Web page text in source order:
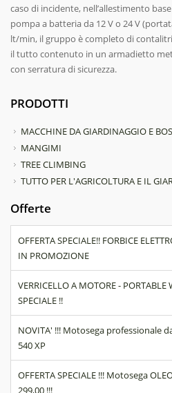
caso di incidente, nell’allestimento
pompa a batteria da 12 V o 24 V
lt/min, il gruppo è completo di
il tutto contenuto in un armadietto
con serratura di sicurezza.
PRODOTTI
MACCHINE DA GIARDINAGGIO E
MANGIMI
TREE CLIMBING
TUTTO PER L'AGRICOLTURA E IL
Offerte
OFFERTA SPECIALE!! FORBICE
IN PROMOZIONE
VERRICELLO A MOTORE -
SPECIALE !!
NOVITA' !!! Motosega professionale
540 XP
OFFERTA SPECIALE !!! Motosega
299,00 !!!